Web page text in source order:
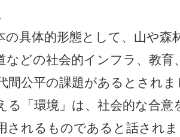
の具体的形態として、山や森
などの社会的インフラ、教育
間公平の課題があるとされ
る「環境」は、社会的な合意
されるものであると話され